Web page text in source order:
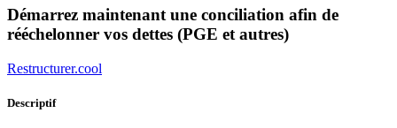
Démarrez maintenant une conciliation afin de
rééchelonner vos dettes (PGE et autres)
Restructurer.cool
Descriptif